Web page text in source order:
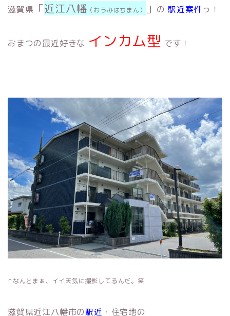
滋賀県 「近江八幡 （おうみはちまん） 」 の駅近案件っ！
おまつの最近好きな インカム型 です！
↑なんとまぁ、イイ天気に撮影してるんだ。笑
滋賀県近江八幡市の駅近 ・住宅地の